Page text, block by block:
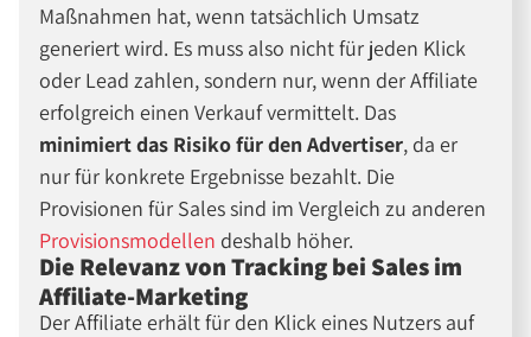
Maßnahmen hat, wenn tatsächlich Umsatz
generiert wird. Es muss also nicht für jeden Klick
oder Lead zahlen, sondern nur, wenn der Affiliate
erfolgreich einen Verkauf vermittelt. Das
minimiert das Risiko für den Advertiser, da er
nur für konkrete Ergebnisse bezahlt. Die
Provisionen für Sales sind im Vergleich zu anderen
Provisionsmodellen deshalb höher.
Die Relevanz von Tracking bei Sales im
Affiliate-Marketing
Der Affiliate erhält für den Klick eines Nutzers auf